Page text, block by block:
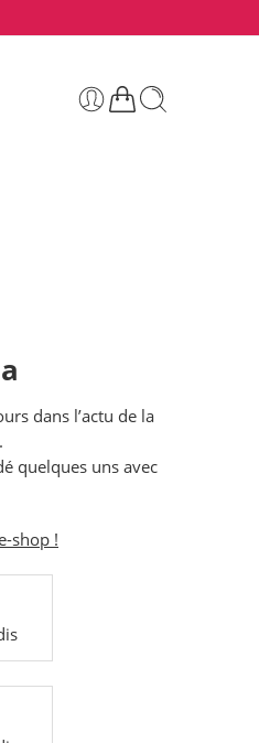
dans l’actu de la
quelques uns avec
shop !